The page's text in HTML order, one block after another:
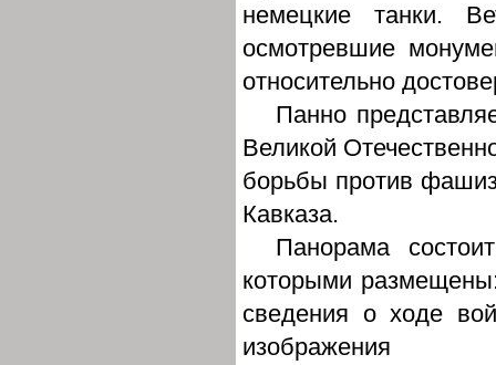
немецкие танки.
осмотревшие
относительно
Панно
Великой
борьбы против
Кавказа.
Панорама
которыми
сведения о ходе
изображения